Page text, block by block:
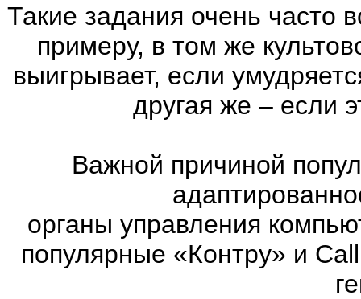
Такие задания очень часто
примеру, в том же
выигрывает, если
другая же – если
Важной причиной
органы управления
популярные «Контру» и